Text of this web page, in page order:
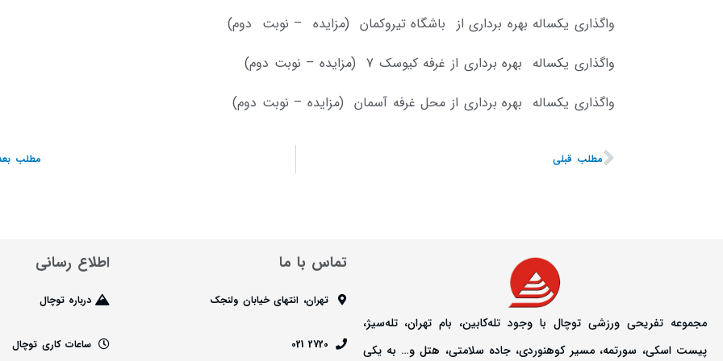
واگذاری یکساله بهره برداری از باشگاه تیروکمان (مزایده – نوبت دوم)
واگذاری یکساله بهره برداری از غرفه کیوسک 7 (مزایده – نوبت دوم)
واگذاری یکساله بهره برداری از محل غرفه آسمان (مزایده – نوبت دوم)
مطلب قبلی مطلب
مجموعه تفریحی ورزشی توچال با وجود تله‌کابین، بام تهران، تله‌سیژ،
پیست اسکی، سورتمه، مسیر کوهنوردی، جاده سلامتی، هتل و… به یکی
تماس با ما
تهران، انتهای خیابان ولنجک
2720 021
اطلاع رسانی
درباره توچال
ساعات کاری توچال